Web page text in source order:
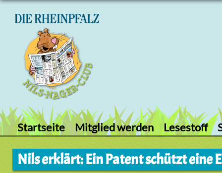
Skip
Startseite Mitglied werden Lesestoff
Nils erklärt: Ein Patent schützt eine